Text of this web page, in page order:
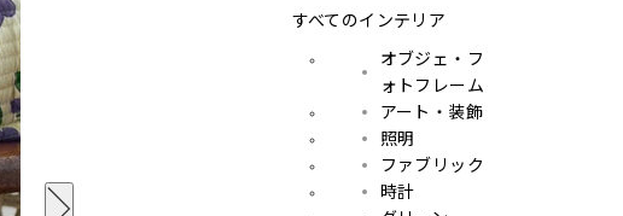
すべてのインテリア
オブジェ・フ
ォトフレーム
アート・装飾
照明
ファブリック
時計